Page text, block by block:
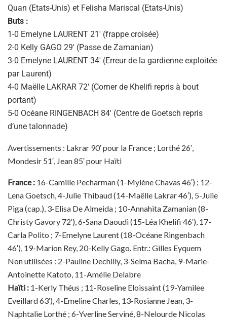
Quan (Etats-Unis) et Felisha Mariscal (Etats-Unis)
Buts :
1-0 Emelyne LAURENT 21′ (frappe croisée)
2-0 Kelly GAGO 29′ (Passe de Zamanian)
3-0 Emelyne LAURENT 34′ (Erreur de la gardienne exploitée
par Laurent)
4-0 Maëlle LAKRAR 72′ (Corner de Khelifi repris à bout
portant)
5-0 Océane RINGENBACH 84′ (Centre de Goetsch repris
d’une talonnade)
Avertissements : Lakrar 90′ pour la France ; Lorthé 26′,
Mondesir 51′, Jean 85′ pour Haïti
France : 16-Camille Pecharman (1-Mylène Chavas 46′) ; 12-
Lena Goetsch, 4-Julie Thibaud (14-Maëlle Lakrar 46′), 5-Julie
Piga (cap.), 3-Elisa De Almeida ; 10-Annahita Zamanian (8-
Christy Gavory 72′), 6-Sana Daoudi (15-Léa Khelifi 46′), 17-
Carla Polito ; 7-Emelyne Laurent (18-Océane Ringenbach
46′), 19-Marion Rey, 20-Kelly Gago. Entr.: Gilles Eyquem
Non utilisées : 2-Pauline Dechilly, 3-Selma Bacha, 9-Marie-
Antoinette Katoto, 11-Amélie Delabre
Haïti : 1-Kerly Théus ; 11-Roseline Eloissaint (19-Yamilee
Eveillard 63′), 4-Emeline Charles, 13-Rosianne Jean, 3-
Naphtalie Lorthé ; 6-Yverline Serviné, 8-Nelourde Nicolas